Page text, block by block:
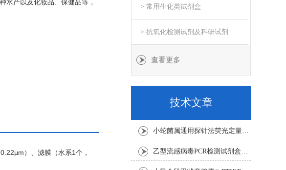
水产以及化妆品、保健品等，
）、滤膜（水系1个，
> 常用生化类试剂盒
> 抗氧化检测试剂及科研试剂
查看更多
技术文章
小蛇菌属通用探针法荧光定量PCR试剂盒实验注意事项
乙型流感病毒PCR检测试剂盒反应五要素